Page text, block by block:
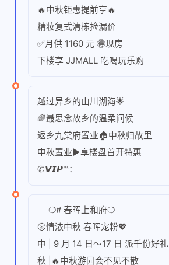
🔥中秋钜惠提前享🔥
精妆复式清栋捡漏价
✅月供 1160 元 🉐现房
下楼享 JJMALL 吃喝玩乐购
越过异乡的山川湖海🌟
🌈最思念故乡的温柔问候
返乡九棠府置业🏠中秋归故里
中秋置业►享楼盘首开特惠
✆𝙑𝙄𝙋℡：
┈ ❍# 春晖上和府❍ ┈
🌝情浓中秋 春晖宠粉💖
中 | 9 月 14 日～17 日 派千份好礼
秋 |🔥中秋游园会不见不散